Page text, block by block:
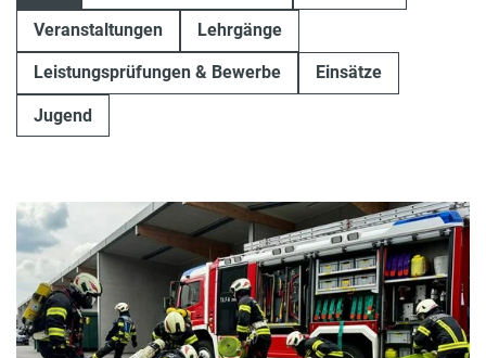
Veranstaltungen Lehrgänge
Leistungsprüfungen & Bewerbe Einsätze
Jugend